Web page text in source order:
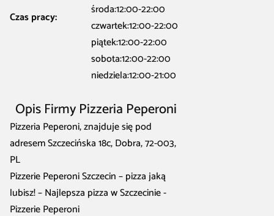
Czas pracy:
środa:12:00-22:00
czwartek:12:00-22:00
piątek:12:00-22:00
sobota:12:00-22:00
niedziela:12:00-21:00
Opis Firmy Pizzeria Peperoni
Pizzeria Peperoni, znajduje się pod
adresem Szczecińska 18c, Dobra, 72-003,
PL
Pizzerie Peperoni Szczecin – pizza jaką
lubisz! – Najlepsza pizza w Szczecinie -
Pizzerie Peperoni